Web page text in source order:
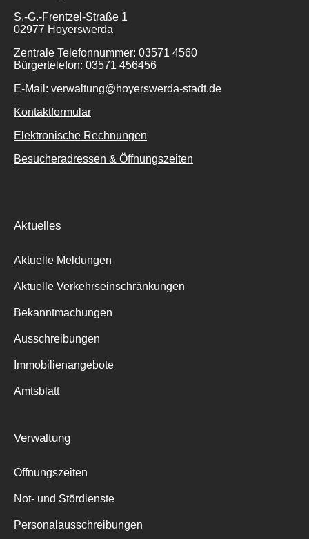
Suche
S.-G.-Frentzel-Straße 1
02977 Hoyerswerda
Zentrale Telefonnummer: 03571 4560
Bürgertelefon: 03571 456456
E-Mail: verwaltung@hoyerswerda-stadt.de
Kontaktformular
Elektronische Rechnungen
Besucheradressen & Öffnungszeiten
Aktuelles
Aktuelle Meldungen
Aktuelle Verkehrseinschränkungen
Bekanntmachungen
Ausschreibungen
Immobilienangebote
Amtsblatt
Verwaltung
Öffnungszeiten
Not- und Stördienste
Personalausschreibungen